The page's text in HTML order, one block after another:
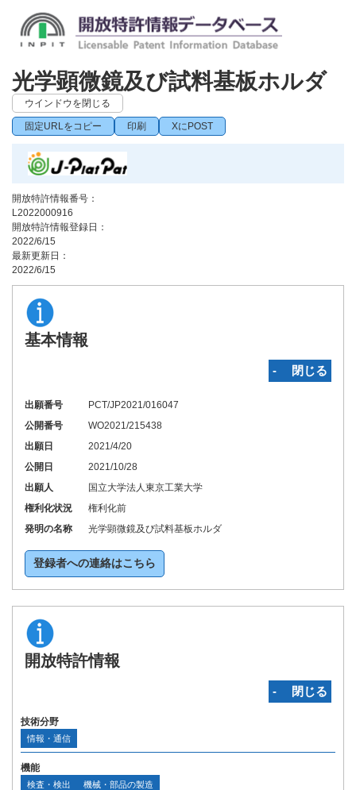
光学顕微鏡及び試料基板ホルダ
ウインドウを閉じる
固定URLをコピー 印刷 XにPOST
開放特許情報番号：
L2022000916
開放特許情報登録日：
2022/6/15
最新更新日：
2022/6/15
基本情報
‐ 閉じる
出願番号
PCT/JP2021/016047
公開番号
WO2021/215438
出願日
2021/4/20
公開日
2021/10/28
出願人
国立大学法人東京工業大学
権利化状況
権利化前
発明の名称
光学顕微鏡及び試料基板ホルダ
登録者への連絡はこちら
開放特許情報
‐ 閉じる
技術分野
情報・通信
機能
検査・検出 機械・部品の製造